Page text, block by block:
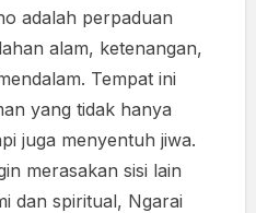
adalah perpaduan
alam, ketenangan,
Tempat ini
yang tidak hanya
juga menyentuh jiwa.
merasakan sisi lain
dan spiritual, Ngarai